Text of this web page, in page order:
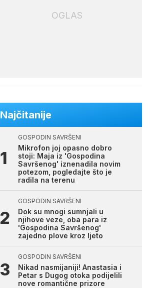
OGLAS
Najčitanije
GOSPODIN SAVRŠENI
Mikrofon joj opasno dobro
stoji: Maja iz 'Gospodina
Savršenog' iznenadila novim
potezom, pogledajte što je
radila na terenu
GOSPODIN SAVRŠENI
Dok su mnogi sumnjali u
njihove veze, oba para iz
'Gospodina Savršenog'
zajedno plove kroz ljeto
GOSPODIN SAVRŠENI
Nikad nasmijaniji! Anastasia i
Petar s Dugog otoka podijelili
nove romantične prizore